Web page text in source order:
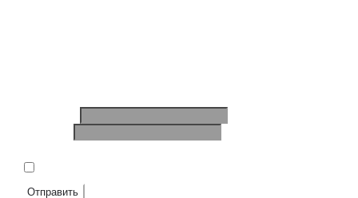
Отправить